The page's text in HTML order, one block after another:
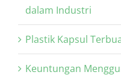
dalam Industri
Plastik Kapsul
Keuntungan